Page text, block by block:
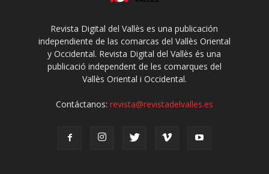
Revista Digital del Vallès es una publicación
independiente de las comarcas del Vallès Oriental
y Occidental. Revista Digital del Vallès és una
publicació independent de les comarques del
Vallès Oriental i Occidental.
Contáctanos: revista@revistadelvalles.es